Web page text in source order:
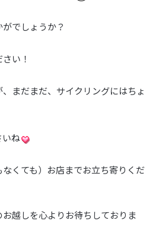
でしょうか？
い！
まだまだ、サイクリングにはちょ
いね
くても）お店までお立ち寄りくだ
越しを心よりお待ちしておりま